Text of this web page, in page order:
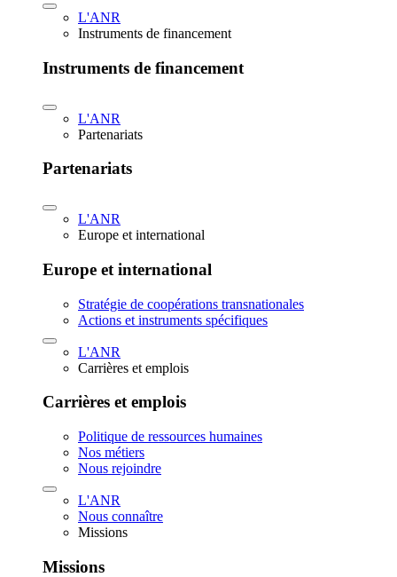
L'ANR
Instruments de financement
Instruments de financement
L'ANR
Partenariats
Partenariats
L'ANR
Europe et international
Europe et international
Stratégie de coopérations transnationales
Actions et instruments spécifiques
L'ANR
Carrières et emplois
Carrières et emplois
Politique de ressources humaines
Nos métiers
Nous rejoindre
L'ANR
Nous connaître
Missions
Missions